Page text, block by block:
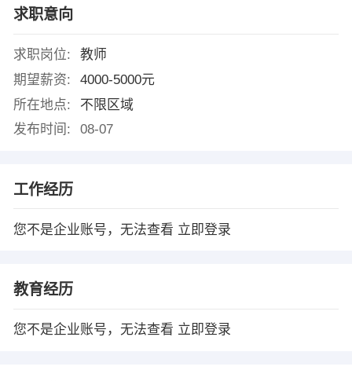
求职意向
求职岗位:
教师
期望薪资:
4000-5000元
所在地点:
不限区域
发布时间:
08-07
工作经历
您不是企业账号，无法查看 立即登录
教育经历
您不是企业账号，无法查看 立即登录